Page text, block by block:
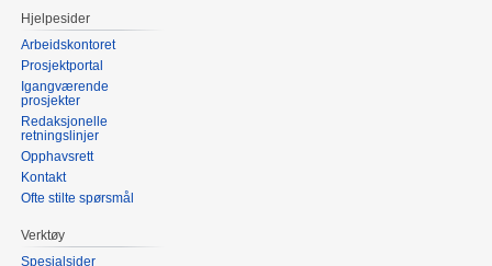
Hjelpesider
Arbeidskontoret
Prosjektportal
Igangværende
prosjekter
Redaksjonelle
retningslinjer
Opphavsrett
Kontakt
Ofte stilte spørsmål
Verktøy
Spesialsider